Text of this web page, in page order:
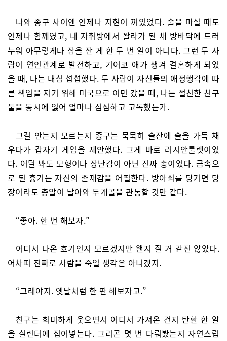
나와 종구 사이엔 언제나 지현이 껴있었다. 술을 마실 때도
언제나 함께였고, 내 자취방에서 꽐라가 된 채 방바닥에 드러
누워 아무렇게나 잠을 잔 게 한 두 번 일이 아니다. 그런 두 사
람이 연인관계로 발전하고, 기어코 애가 생겨 결혼하게 되었
을 때, 나는 내심 섭섭했다. 두 사람이 자신들의 애정행각에 따
른 책임을 지기 위해 미국으로 이민 갔을 때, 나는 절친한 친구
둘을 동시에 잃어 얼마나 심심하고 고독했는가.
그걸 안는지 모르는지 종구는 묵묵히 술잔에 술을 가득 채
우다가 갑자기 게임을 제안했다. 그게 바로 러시안룰렛이었
다. 어딜 봐도 모형이나 장난감이 아닌 진짜 총이었다. 금속으
로 된 흉기는 자신의 존재감을 어필한다. 방아쇠를 당기면 당
장이라도 총알이 날아와 두개골을 관통할 것만 같다.
“좋아. 한 번 해보자.”
어디서 나온 호기인지 모르겠지만 왠지 질 거 같진 않았다.
어차피 진짜로 사람을 죽일 생각은 아니겠지.
“그래야지. 옛날처럼 한 판 해보자고.”
친구는 희미하게 웃으면서 어디서 가져온 건지 탄환 한 알
을 실린더에 집어넣는다. 그리곤 몇 번 다뤄봤는지 자연스럽